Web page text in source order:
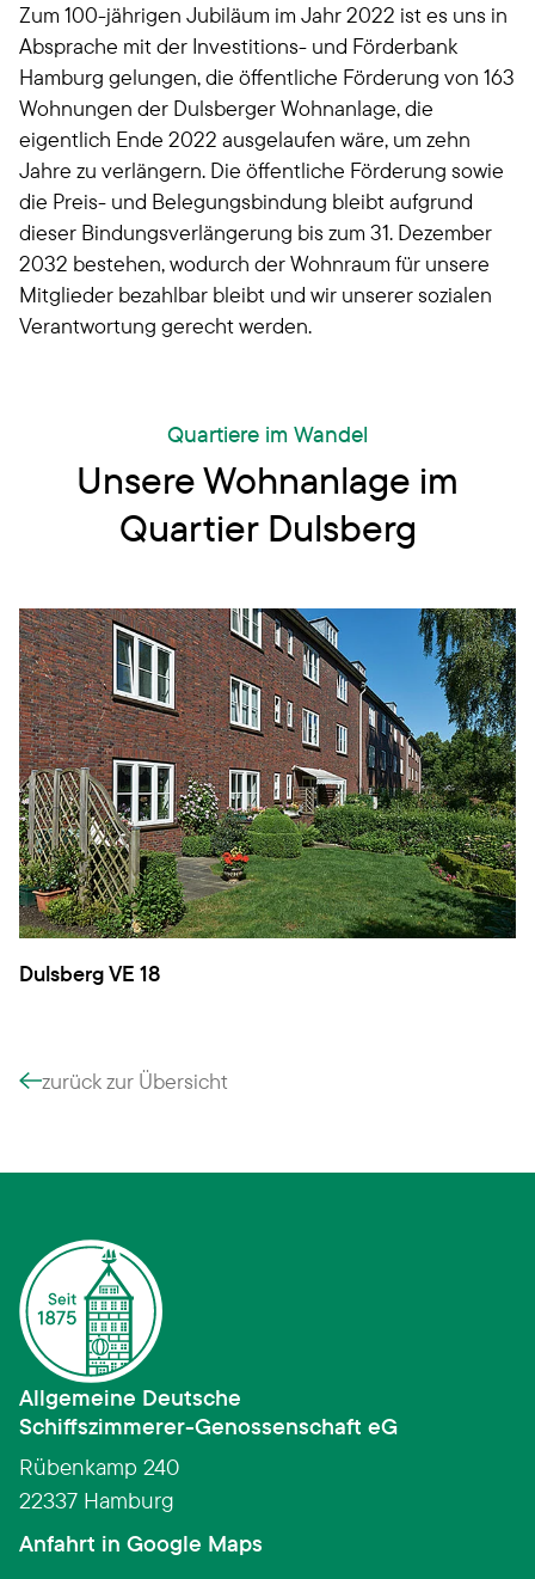
Zum 100-jährigen Jubiläum im Jahr 2022 ist es uns in
Absprache mit der Investitions- und Förderbank
Hamburg gelungen, die öffentliche Förderung von 163
Wohnungen der Dulsberger Wohnanlage, die
eigentlich Ende 2022 ausgelaufen wäre, um zehn
Jahre zu verlängern. Die öffentliche Förderung sowie
die Preis- und Belegungsbindung bleibt aufgrund
dieser Bindungsverlängerung bis zum 31. Dezember
2032 bestehen, wodurch der Wohnraum für unsere
Mitglieder bezahlbar bleibt und wir unserer sozialen
Verantwortung gerecht werden.
Quartiere im Wandel
Unsere Wohnanlage im
Quartier Dulsberg
Dulsberg VE 18
zurück zur Übersicht
Allgemeine Deutsche
Schiffszimmerer­-­Genossenschaft eG
Rübenkamp 240
22337 Hamburg
Anfahrt in Google Maps